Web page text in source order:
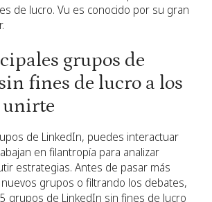
de lucro. Vu es conocido por su gran
grupos de
fines de lucro a los
unirte
de LinkedIn, puedes interactuar
en filantropía para analizar
estrategias. Antes de pasar más
grupos o filtrando los debates,
grupos de LinkedIn sin fines de lucro